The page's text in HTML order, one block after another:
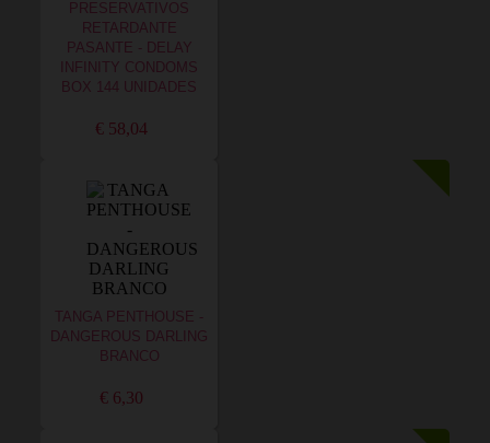
PRESERVATIVOS
RETARDANTE
PASANTE - DELAY
INFINITY CONDOMS
BOX 144 UNIDADES
€ 58,04
TANGA PENTHOUSE -
DANGEROUS DARLING
BRANCO
€ 6,30